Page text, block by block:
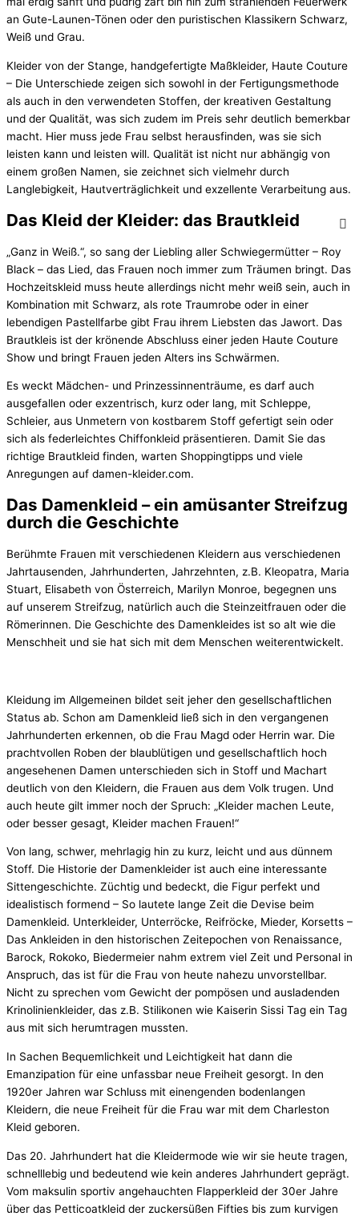
an Gute-Launen-Tönen oder den puristischen Klassikern Schwarz,
Weiß und Grau.
Kleider von der Stange, handgefertigte Maßkleider, Haute Couture
– Die Unterschiede zeigen sich sowohl in der Fertigungsmethode
als auch in den verwendeten Stoffen, der kreativen Gestaltung
und der Qualität, was sich zudem im Preis sehr deutlich bemerkbar
macht. Hier muss jede Frau selbst herausfinden, was sie sich
leisten kann und leisten will. Qualität ist nicht nur abhängig von
einem großen Namen, sie zeichnet sich vielmehr durch
Langlebigkeit, Hautverträglichkeit und exzellente Verarbeitung aus.
Das Kleid der Kleider: das Brautkleid
„Ganz in Weiß.“, so sang der Liebling aller Schwiegermütter – Roy
Black – das Lied, das Frauen noch immer zum Träumen bringt. Das
Hochzeitskleid muss heute allerdings nicht mehr weiß sein, auch in
Kombination mit Schwarz, als rote Traumrobe oder in einer
lebendigen Pastellfarbe gibt Frau ihrem Liebsten das Jawort. Das
Brautkleis ist der krönende Abschluss einer jeden Haute Couture
Show und bringt Frauen jeden Alters ins Schwärmen.
Es weckt Mädchen- und Prinzessinnenträume, es darf auch
ausgefallen oder exzentrisch, kurz oder lang, mit Schleppe,
Schleier, aus Unmetern von kostbarem Stoff gefertigt sein oder
sich als federleichtes Chiffonkleid präsentieren. Damit Sie das
richtige Brautkleid finden, warten Shoppingtipps und viele
Anregungen auf damen-kleider.com.
Das Damenkleid – ein amüsanter Streifzug
durch die Geschichte
Berühmte Frauen mit verschiedenen Kleidern aus verschiedenen
Jahrtausenden, Jahrhunderten, Jahrzehnten, z.B. Kleopatra, Maria
Stuart, Elisabeth von Österreich, Marilyn Monroe, begegnen uns
auf unserem Streifzug, natürlich auch die Steinzeitfrauen oder die
Römerinnen. Die Geschichte des Damenkleides ist so alt wie die
Menschheit und sie hat sich mit dem Menschen weiterentwickelt.
Kleidung im Allgemeinen bildet seit jeher den gesellschaftlichen
Status ab. Schon am Damenkleid ließ sich in den vergangenen
Jahrhunderten erkennen, ob die Frau Magd oder Herrin war. Die
prachtvollen Roben der blaublütigen und gesellschaftlich hoch
angesehenen Damen unterschieden sich in Stoff und Machart
deutlich von den Kleidern, die Frauen aus dem Volk trugen. Und
auch heute gilt immer noch der Spruch: „Kleider machen Leute,
oder besser gesagt, Kleider machen Frauen!“
Von lang, schwer, mehrlagig hin zu kurz, leicht und aus dünnem
Stoff. Die Historie der Damenkleider ist auch eine interessante
Sittengeschichte. Züchtig und bedeckt, die Figur perfekt und
idealistisch formend – So lautete lange Zeit die Devise beim
Damenkleid. Unterkleider, Unterröcke, Reifröcke, Mieder, Korsetts –
Das Ankleiden in den historischen Zeitepochen von Renaissance,
Barock, Rokoko, Biedermeier nahm extrem viel Zeit und Personal in
Anspruch, das ist für die Frau von heute nahezu unvorstellbar.
Nicht zu sprechen vom Gewicht der pompösen und ausladenden
Krinolinienkleider, das z.B. Stilikonen wie Kaiserin Sissi Tag ein Tag
aus mit sich herumtragen mussten.
In Sachen Bequemlichkeit und Leichtigkeit hat dann die
Emanzipation für eine unfassbar neue Freiheit gesorgt. In den
1920er Jahren war Schluss mit einengenden bodenlangen
Kleidern, die neue Freiheit für die Frau war mit dem Charleston
Kleid geboren.
Das 20. Jahrhundert hat die Kleidermode wie wir sie heute tragen,
schnelllebig und bedeutend wie kein anderes Jahrhundert geprägt.
Vom maksulin sportiv angehauchten Flapperkleid der 30er Jahre
über das Petticoatkleid der zuckersüßen Fifties bis zum kurvigen